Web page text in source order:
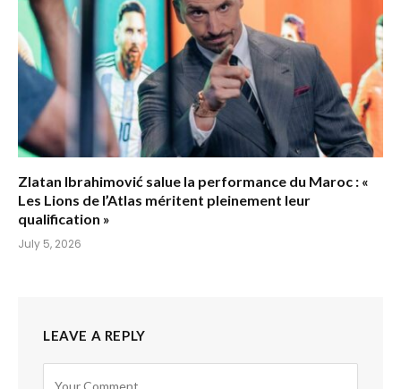
Zlatan Ibrahimović salue la performance du Maroc : «
Les Lions de l’Atlas méritent pleinement leur
qualification »
July 5, 2026
LEAVE A REPLY